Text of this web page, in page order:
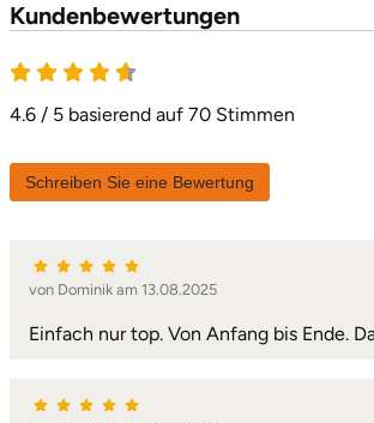
Kundenbewertungen
4.6 von 5
4.6 / 5 basierend auf 70 Stimmen
Schreiben Sie eine Bewertung
von Dominik am 13.08.2025
Einfach nur top. Von Anfang bis Ende.